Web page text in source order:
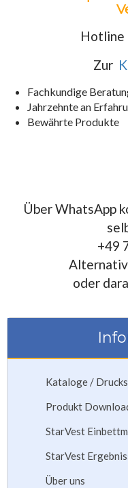
Hotline
Zur
Fachkundige
Jahrzehnte an
Bewährte Produkte
Über WhatsApp
+49
Alternativ
oder
Kataloge /
Produkt
StarVest
StarVest
Über uns